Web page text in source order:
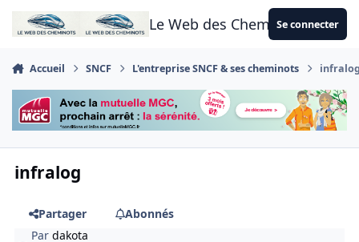
Aller au contenu
Le Web des CheminotsSe connecter
Accueil SNCF L'entreprise SNCF & ses cheminots
infralog
Partager
Abonnés
Pardakota